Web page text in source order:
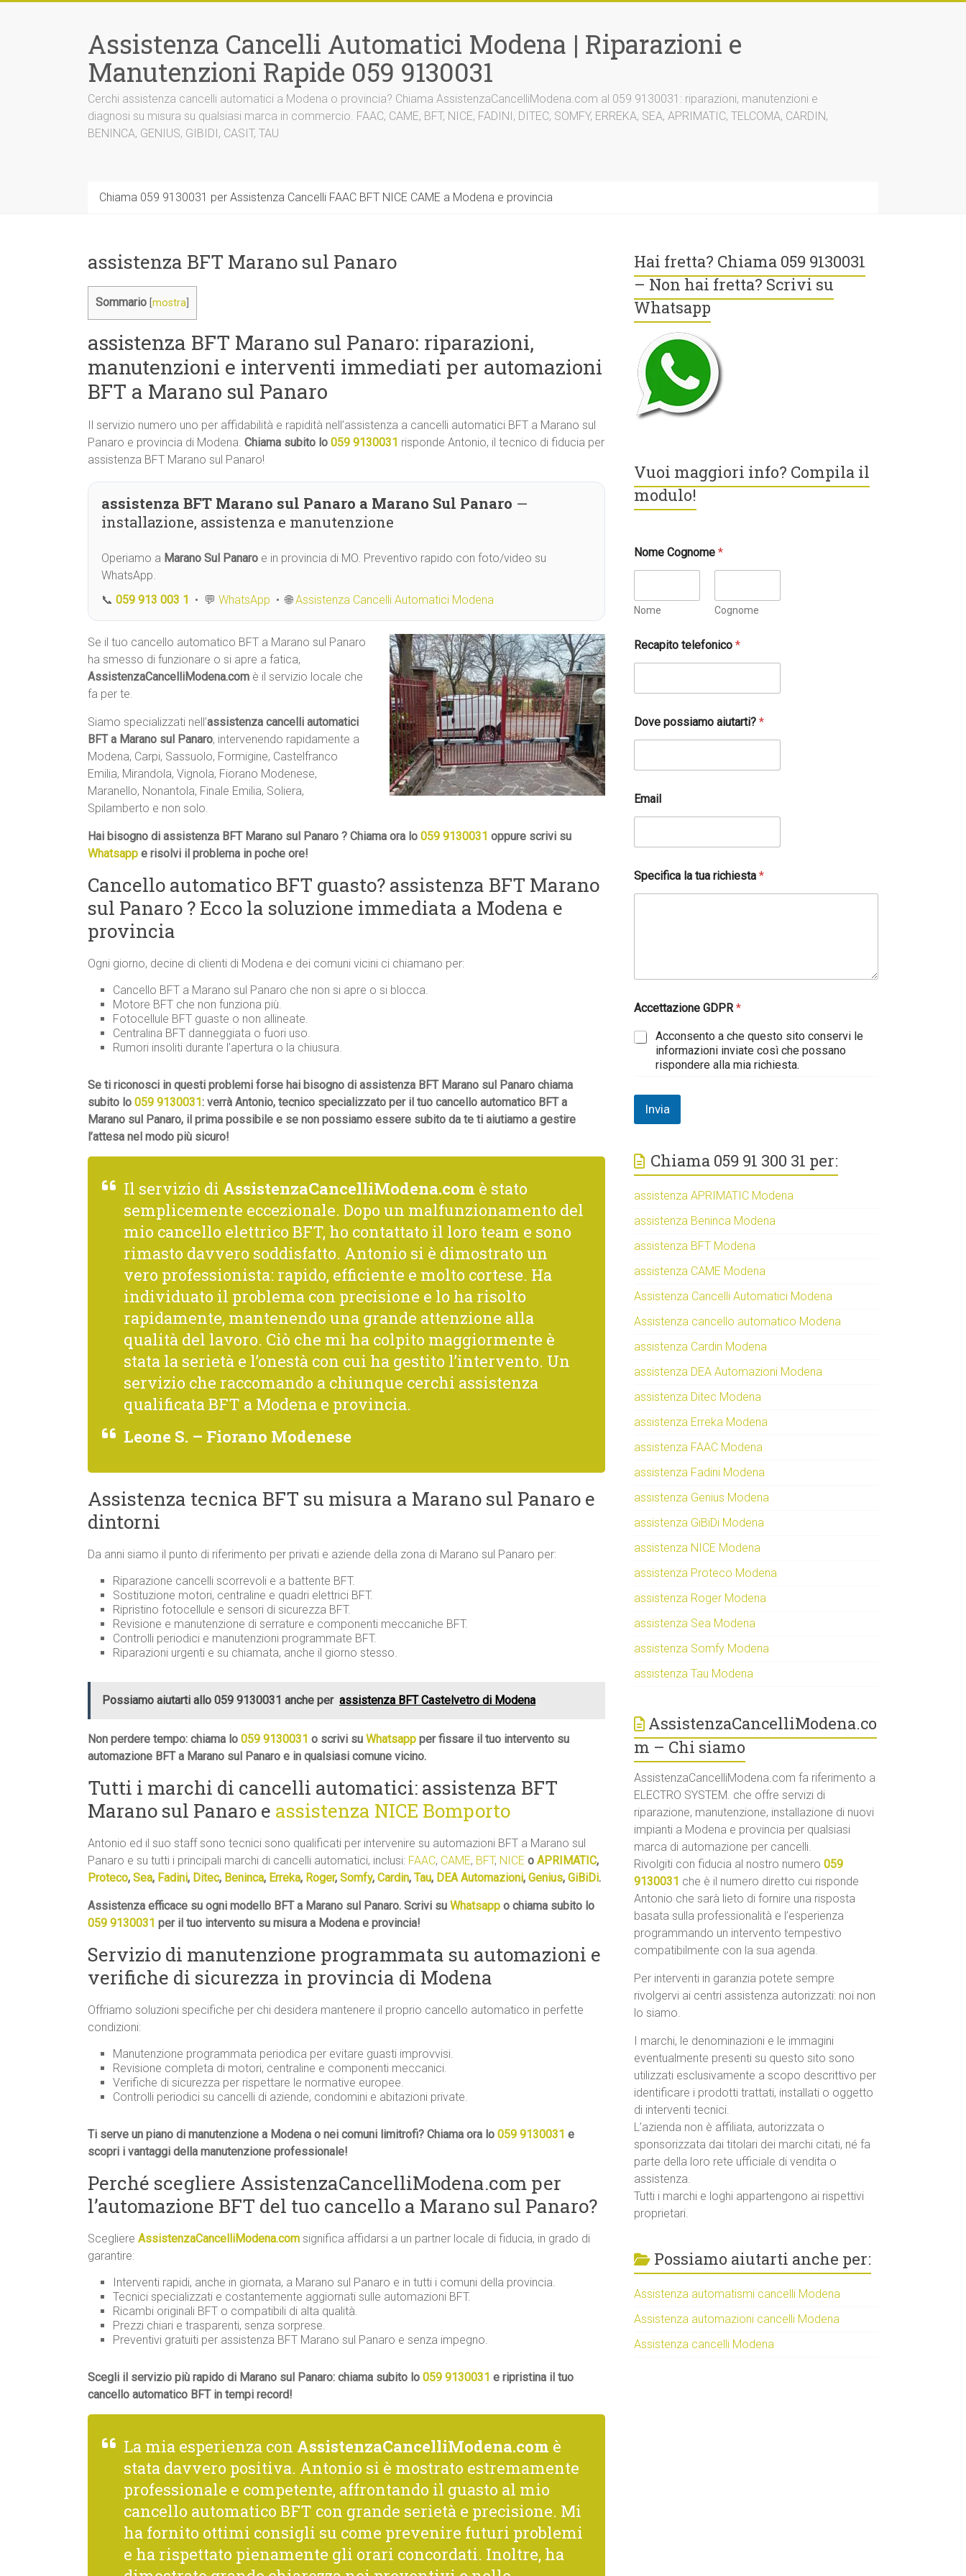
Assistenza Cancelli Automatici Modena | Riparazioni e
Manutenzioni Rapide 059 9130031
Cerchi assistenza cancelli automatici a Modena o provincia? Chiama AssistenzaCancelliModena.com al 059 9130031: riparazioni, manutenzioni e
diagnosi su misura su qualsiasi marca in commercio. FAAC, CAME, BFT, NICE, FADINI, DITEC, SOMFY, ERREKA, SEA, APRIMATIC, TELCOMA, CARDIN,
BENINCA, GENIUS, GIBIDI, CASIT, TAU
Chiama 059 9130031 per Assistenza Cancelli FAAC BFT NICE CAME a Modena e provincia
assistenza BFT Marano sul Panaro
Sommario mostra
assistenza BFT Marano sul Panaro: riparazioni,
manutenzioni e interventi immediati per automazioni
BFT a Marano sul Panaro
Il servizio numero uno per affidabilità e rapidità nell’assistenza a cancelli automatici BFT a Marano sul
Panaro e provincia di Modena. Chiama subito lo 059 9130031 risponde Antonio, il tecnico di fiducia per
assistenza BFT Marano sul Panaro!
assistenza BFT Marano sul Panaro a Marano Sul Panaro —
installazione, assistenza e manutenzione
Operiamo a Marano Sul Panaro e in provincia di MO. Preventivo rapido con foto/video su
WhatsApp.
📞 059 913 003 1 • 💬 WhatsApp • 🌐Assistenza Cancelli Automatici Modena
Se il tuo cancello automatico BFT a Marano sul Panaro
ha smesso di funzionare o si apre a fatica,
AssistenzaCancelliModena.com è il servizio locale che
fa per te.
Siamo specializzati nell’assistenza cancelli automatici
BFT a Marano sul Panaro, intervenendo rapidamente a
Modena, Carpi, Sassuolo, Formigine, Castelfranco
Emilia, Mirandola, Vignola, Fiorano Modenese,
Maranello, Nonantola, Finale Emilia, Soliera,
Spilamberto e non solo.
Hai bisogno di assistenza BFT Marano sul Panaro ? Chiama ora lo 059 9130031 oppure scrivi su
Whatsapp e risolvi il problema in poche ore!
Cancello automatico BFT guasto? assistenza BFT Marano
sul Panaro ? Ecco la soluzione immediata a Modena e
provincia
Ogni giorno, decine di clienti di Modena e dei comuni vicini ci chiamano per:
Cancello BFT a Marano sul Panaro che non si apre o si blocca.
Motore BFT che non funziona più.
Fotocellule BFT guaste o non allineate.
Centralina BFT danneggiata o fuori uso.
Rumori insoliti durante l’apertura o la chiusura.
Se ti riconosci in questi problemi forse hai bisogno di assistenza BFT Marano sul Panaro chiama
subito lo 059 9130031 : verrà Antonio, tecnico specializzato per il tuo cancello automatico BFT a
Marano sul Panaro, il prima possibile e se non possiamo essere subito da te ti aiutiamo a gestire
l’attesa nel modo più sicuro!
Il servizio di AssistenzaCancelliModena.com è stato
semplicemente eccezionale. Dopo un malfunzionamento del
mio cancello elettrico BFT, ho contattato il loro team e sono
rimasto davvero soddisfatto. Antonio si è dimostrato un
vero professionista: rapido, efficiente e molto cortese. Ha
individuato il problema con precisione e lo ha risolto
rapidamente, mantenendo una grande attenzione alla
qualità del lavoro. Ciò che mi ha colpito maggiormente è
stata la serietà e l’onestà con cui ha gestito l’intervento. Un
servizio che raccomando a chiunque cerchi assistenza
qualificata BFT a Modena e provincia.
Leone S. – Fiorano Modenese
Assistenza tecnica BFT su misura a Marano sul Panaro e
dintorni
Da anni siamo il punto di riferimento per privati e aziende della zona di Marano sul Panaro per:
Riparazione cancelli scorrevoli e a battente BFT.
Sostituzione motori, centraline e quadri elettrici BFT.
Ripristino fotocellule e sensori di sicurezza BFT.
Revisione e manutenzione di serrature e componenti meccaniche BFT.
Controlli periodici e manutenzioni programmate BFT.
Riparazioni urgenti e su chiamata, anche il giorno stesso.
Possiamo aiutarti allo 059 9130031 anche per assistenza BFT Castelvetro di Modena
Non perdere tempo: chiama lo 059 9130031 o scrivi su Whatsapp per fissare il tuo intervento su
automazione BFT a Marano sul Panaro e in qualsiasi comune vicino.
Tutti i marchi di cancelli automatici: assistenza BFT
Marano sul Panaro e assistenza NICE Bomporto
Antonio ed il suo staff sono tecnici sono qualificati per intervenire su automazioni BFT a Marano sul
Panaro e su tutti i principali marchi di cancelli automatici, inclusi: FAAC, CAME, BFT, NICE o APRIMATIC,
Proteco, Sea, Fadini, Ditec, Beninca, Erreka, Roger, Somfy, Cardin, Tau, DEA Automazioni, Genius, GiBiDi.
Assistenza efficace su ogni modello BFT a Marano sul Panaro. Scrivi su Whatsapp o chiama subito lo
059 9130031 per il tuo intervento su misura a Modena e provincia!
Servizio di manutenzione programmata su automazioni e
verifiche di sicurezza in provincia di Modena
Offriamo soluzioni specifiche per chi desidera mantenere il proprio cancello automatico in perfette
condizioni:
Manutenzione programmata periodica per evitare guasti improvvisi.
Revisione completa di motori, centraline e componenti meccanici.
Verifiche di sicurezza per rispettare le normative europee.
Controlli periodici su cancelli di aziende, condomini e abitazioni private.
Ti serve un piano di manutenzione a Modena o nei comuni limitrofi? Chiama ora lo 059 9130031 e
scopri i vantaggi della manutenzione professionale!
Perché scegliere AssistenzaCancelliModena.com per
l’automazione BFT del tuo cancello a Marano sul Panaro?
Scegliere AssistenzaCancelliModena.com significa affidarsi a un partner locale di fiducia, in grado di
garantire:
Interventi rapidi, anche in giornata, a Marano sul Panaro e in tutti i comuni della provincia.
Tecnici specializzati e costantemente aggiornati sulle automazioni BFT.
Ricambi originali BFT o compatibili di alta qualità.
Prezzi chiari e trasparenti, senza sorprese.
Preventivi gratuiti per assistenza BFT Marano sul Panaro e senza impegno.
Scegli il servizio più rapido di Marano sul Panaro: chiama subito lo 059 9130031 e ripristina il tuo
cancello automatico BFT in tempi record!
La mia esperienza con AssistenzaCancelliModena.com è
stata davvero positiva. Antonio si è mostrato estremamente
professionale e competente, affrontando il guasto al mio
cancello automatico BFT con grande serietà e precisione. Mi
ha fornito ottimi consigli su come prevenire futuri problemi
e ha rispettato pienamente gli orari concordati. Inoltre, ha
Hai fretta? Chiama 059 9130031
– Non hai fretta? Scrivi su
Whatsapp
Vuoi maggiori info? Compila il
modulo!
Nome Cognome*
Nome Cognome
Recapito telefonico*
Dove possiamo aiutarti?*
D
P
E
a
i
l
r
i
Email
Specifica la tua richiesta*
Accettazione GDPR*
Acconsento a che questo sito conservi le
informazioni inviate così che possano
rispondere alla mia richiesta.
Invia
Chiama 059 91 300 31 per:
assistenza APRIMATIC Modena
assistenza Beninca Modena
assistenza BFT Modena
assistenza CAME Modena
Assistenza Cancelli Automatici Modena
Assistenza cancello automatico Modena
assistenza Cardin Modena
assistenza DEA Automazioni Modena
assistenza Ditec Modena
assistenza Erreka Modena
assistenza FAAC Modena
assistenza Fadini Modena
assistenza Genius Modena
assistenza GiBiDi Modena
assistenza NICE Modena
assistenza Proteco Modena
assistenza Roger Modena
assistenza Sea Modena
assistenza Somfy Modena
assistenza Tau Modena
AssistenzaCancelliModena.co
m – Chi siamo
AssistenzaCancelliModena.com fa riferimento a
ELECTRO SYSTEM. che offre servizi di
riparazione, manutenzione, installazione di nuovi
impianti a Modena e provincia per qualsiasi
marca di automazione per cancelli.
Rivolgiti con fiducia al nostro numero059
9130031 che è il numero diretto cui risponde
Antonio che sarà lieto di fornire una risposta
basata sulla professionalità e l’esperienza
programmando un intervento tempestivo
compatibilmente con la sua agenda.
Per interventi in garanzia potete sempre
rivolgervi ai centri assistenza autorizzati: noi non
lo siamo.
I marchi, le denominazioni e le immagini
eventualmente presenti su questo sito sono
utilizzati esclusivamente a scopo descrittivo per
identificare i prodotti trattati, installati o oggetto
di interventi tecnici.
L’azienda non è affiliata, autorizzata o
sponsorizzata dai titolari dei marchi citati, né fa
parte della loro rete ufficiale di vendita o
assistenza.
Tutti i marchi e loghi appartengono ai rispettivi
proprietari.
Possiamo aiutarti anche per:
Assistenza automatismi cancelli Modena
Assistenza automazioni cancelli Modena
Assistenza cancelli Modena